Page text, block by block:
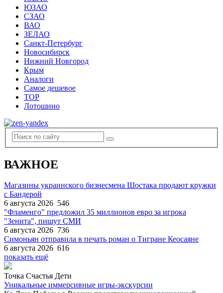
ЮЗАО
СЗАО
ВАО
ЗЕЛАО
Санкт-Петербург
Новосибирск
Нижний Новгород
Крым
Аналоги
Самое дешевое
TOP
Лотошино
ВАЖНОЕ
Магазины украинского бизнесмена Шостака продают кружки
с Бандерой
6 августа 2026 546
"Фламенго" предложил 35 миллионов евро за игрока
"Зенита", пишут СМИ
6 августа 2026 736
Симоньян отправила в печать роман о Тигране Кеосаяне
6 августа 2026 616
показать ещё
Точка Счастья Дети
Уникальные иммерсивные игры-экскурсии